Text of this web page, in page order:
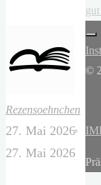
Rezensoehnchen
27. Mai 2026
27. Mai 2026
gut
©